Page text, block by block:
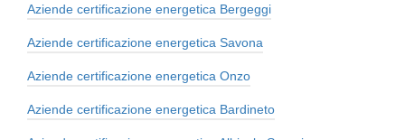
Aziende certificazione energetica Bergeggi
Aziende certificazione energetica Savona
Aziende certificazione energetica Onzo
Aziende certificazione energetica Bardineto